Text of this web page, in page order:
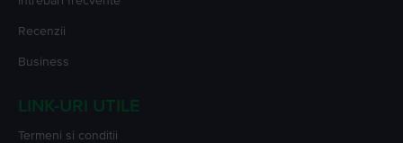
Recenzii
Business
LINK-URI UTILE
Termeni si conditii